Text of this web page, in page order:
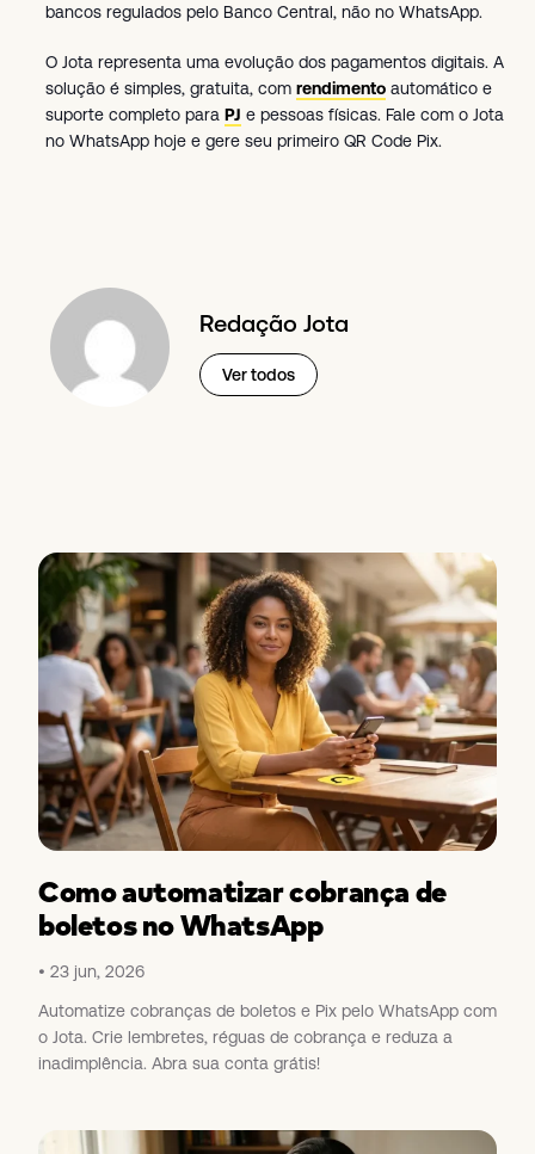
bancos regulados pelo Banco Central, não no WhatsApp.
O Jota representa uma evolução dos pagamentos digitais. A
solução é simples, gratuita, com rendimento automático e
suporte completo para PJ e pessoas físicas. Fale com o Jota
no WhatsApp hoje e gere seu primeiro QR Code Pix.
Redação Jota
Ver todos
Como automatizar cobrança de
boletos no WhatsApp
23 jun, 2026
Automatize cobranças de boletos e Pix pelo WhatsApp com
o Jota. Crie lembretes, réguas de cobrança e reduza a
inadimplência. Abra sua conta grátis!